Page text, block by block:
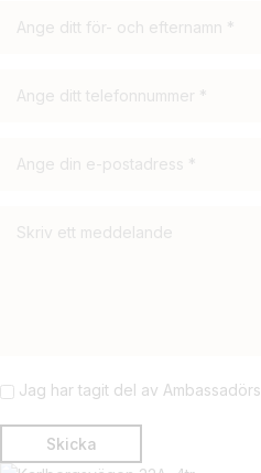
Jag har tagit del av Ambassadörs